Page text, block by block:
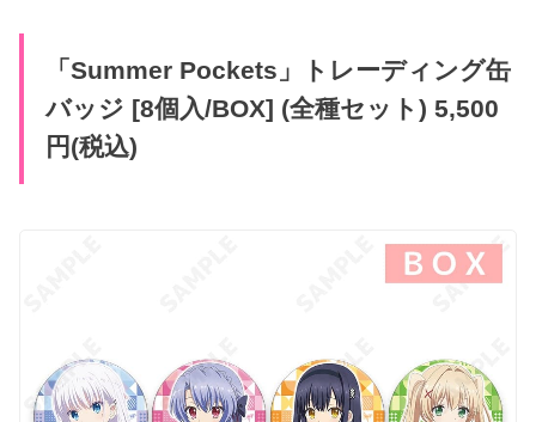
「Summer Pockets」トレーディング缶
バッジ [8個入/BOX] (全種セット) 5,500
円(税込)